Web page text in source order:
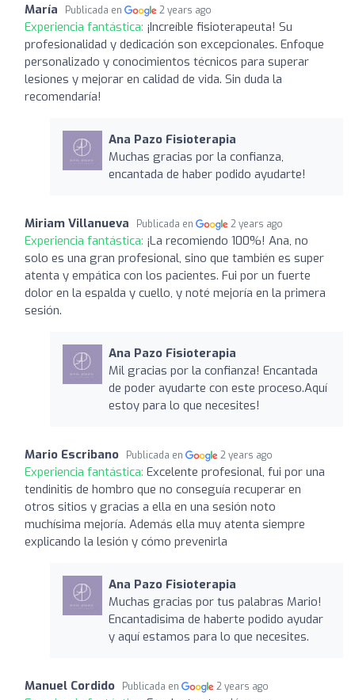
María Publicada en 2 years ago
Experiencia fantástica: ¡Increíble fisioterapeuta! Su
profesionalidad y dedicación son excepcionales. Enfoque
personalizado y conocimientos técnicos para superar
lesiones y mejorar en calidad de vida. Sin duda la
recomendaría!
Ana Pazo Fisioterapia
Muchas gracias por la confianza,
encantada de haber podido ayudarte!
Miriam Villanueva Publicada en 2 years ago
Experiencia fantástica: ¡La recomiendo 100%! Ana, no
solo es una gran profesional, sino que también es super
atenta y empática con los pacientes. Fui por un fuerte
dolor en la espalda y cuello, y noté mejoría en la primera
sesión.
Ana Pazo Fisioterapia
Mil gracias por la confianza! Encantada
de poder ayudarte con este proceso.Aquí
estoy para lo que necesites!
Mario Escribano Publicada en 2 years ago
Experiencia fantástica: Excelente profesional, fui por una
tendinitis de hombro que no conseguía recuperar en
otros sitios y gracias a ella en una sesión noto
muchísima mejoría. Además ella muy atenta siempre
explicando la lesión y cómo prevenirla
Ana Pazo Fisioterapia
Muchas gracias por tus palabras Mario!
Encantadisima de haberte podido ayudar
y aquí estamos para lo que necesites.
Manuel Cordido Publicada en 2 years ago